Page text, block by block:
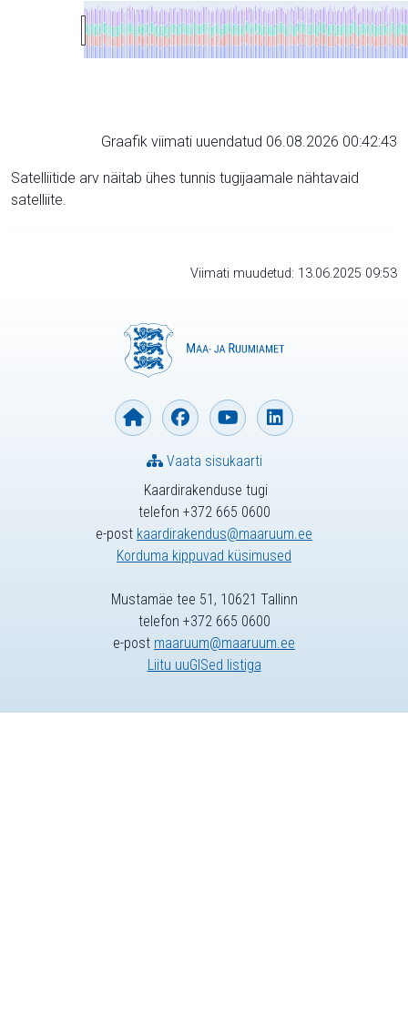
Graafik viimati uuendatud 06.08.2026 00:42:43
Satelliitide arv näitab ühes tunnis tugijaamale nähtavaid
satelliite.
Viimati muudetud: 13.06.2025 09:53
Kaardirakenduse tugi
telefon +372 665 0600
e-post kaardirakendus@maaruum.ee
Korduma kippuvad küsimused
Vaata sisukaarti
Mustamäe tee 51, 10621 Tallinn
telefon +372 665 0600
e-post maaruum@maaruum.ee
Liitu uuGISed listiga